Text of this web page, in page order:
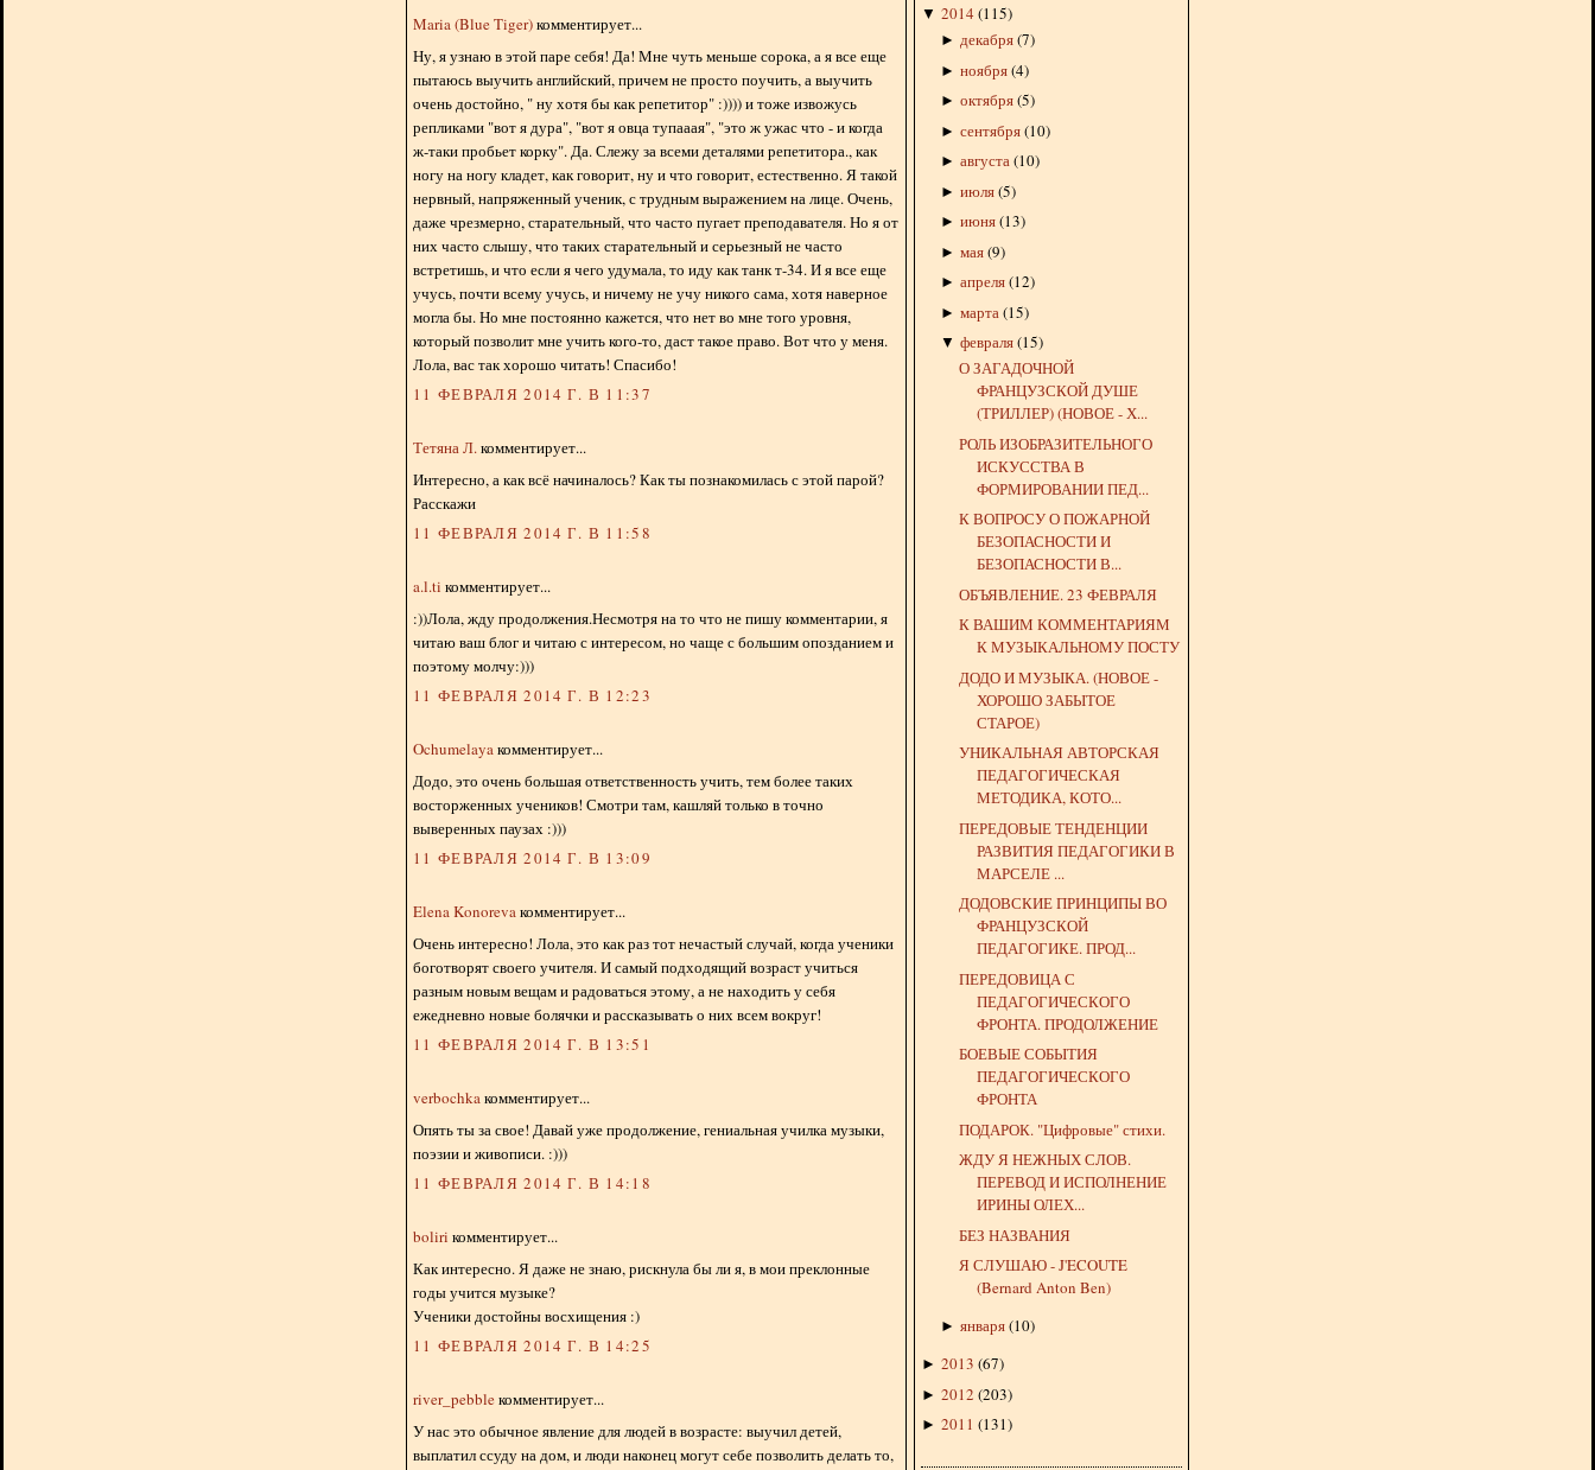
Maria (Blue Tiger)комментирует...
Ну, я узнаю в этой паре себя! Да! Мне чуть меньше сорока, а я все еще
пытаюсь выучить английский, причем не просто поучить, а выучить
очень достойно, " ну хотя бы как репетитор" :)))) и тоже извожусь
репликами "вот я дура", "вот я овца тупааая", "это ж ужас что - и когда
ж-таки пробьет корку". Да. Слежу за всеми деталями репетитора., как
ногу на ногу кладет, как говорит, ну и что говорит, естественно. Я такой
нервный, напряженный ученик, с трудным выражением на лице. Очень,
даже чрезмерно, старательный, что часто пугает преподавателя. Но я от
них часто слышу, что таких старательный и серьезный не часто
встретишь, и что если я чего удумала, то иду как танк т-34. И я все еще
учусь, почти всему учусь, и ничему не учу никого сама, хотя наверное
могла бы. Но мне постоянно кажется, что нет во мне того уровня,
который позволит мне учить кого-то, даст такое право. Вот что у меня.
Лола, вас так хорошо читать! Спасибо!
11 ФЕВРАЛЯ 2014 Г. В 11:37
Тетяна Л.комментирует...
Интересно, а как всё начиналось? Как ты познакомилась с этой парой?
Расскажи
11 ФЕВРАЛЯ 2014 Г. В 11:58
a.l.ti комментирует...
:))Лола, жду продолжения.Несмотря на то что не пишу комментарии, я
читаю ваш блог и читаю с интересом, но чаще с большим опозданием и
поэтому молчу:)))
11 ФЕВРАЛЯ 2014 Г. В 12:23
Ochumelayaкомментирует...
Додо, это очень большая ответственность учить, тем более таких
восторженных учеников! Смотри там, кашляй только в точно
выверенных паузах :)))
11 ФЕВРАЛЯ 2014 Г. В 13:09
Elena Konorevaкомментирует...
Очень интересно! Лола, это как раз тот нечастый случай, когда ученики
боготворят своего учителя. И самый подходящий возраст учиться
разным новым вещам и радоваться этому, а не находить у себя
ежедневно новые болячки и рассказывать о них всем вокруг!
11 ФЕВРАЛЯ 2014 Г. В 13:51
verbochkaкомментирует...
Опять ты за свое! Давай уже продолжение, гениальная училка музыки,
поэзии и живописи. :)))
11 ФЕВРАЛЯ 2014 Г. В 14:18
boliri комментирует...
Как интересно. Я даже не знаю, рискнула бы ли я, в мои преклонные
годы учится музыке?
Ученики достойны восхищения :)
11 ФЕВРАЛЯ 2014 Г. В 14:25
river_pebbleкомментирует...
У нас это обычное явление для людей в возрасте: выучил детей,
выплатил ссуду на дом, и люди наконец могут себе позволить делать то,
▼ 2014 (115)
► декабря(7)
► ноября(4)
► октября(5)
► сентября(10)
► августа(10)
► июля(5)
► июня(13)
► мая(9)
► апреля(12)
► марта (15)
▼ февраля(15)
О ЗАГАДОЧНОЙ
ФРАНЦУЗСКОЙ ДУШЕ
(ТРИЛЛЕР) (НОВОЕ - Х...
РОЛЬ ИЗОБРАЗИТЕЛЬНОГО
ИСКУССТВА В
ФОРМИРОВАНИИ ПЕД...
К ВОПРОСУ О ПОЖАРНОЙ
БЕЗОПАСНОСТИ И
БЕЗОПАСНОСТИ В...
ОБЪЯВЛЕНИЕ. 23 ФЕВРАЛЯ
К ВАШИМ КОММЕНТАРИЯМ
К МУЗЫКАЛЬНОМУ ПОСТУ
ДОДО И МУЗЫКА. (НОВОЕ -
ХОРОШО ЗАБЫТОЕ
СТАРОЕ)
УНИКАЛЬНАЯ АВТОРСКАЯ
ПЕДАГОГИЧЕСКАЯ
МЕТОДИКА, КОТО...
ПЕРЕДОВЫЕ ТЕНДЕНЦИИ
РАЗВИТИЯ ПЕДАГОГИКИ В
МАРСЕЛЕ ...
ДОДОВСКИЕ ПРИНЦИПЫ ВО
ФРАНЦУЗСКОЙ
ПЕДАГОГИКЕ. ПРОД...
ПЕРЕДОВИЦА С
ПЕДАГОГИЧЕСКОГО
ФРОНТА. ПРОДОЛЖЕНИЕ
БОЕВЫЕ СОБЫТИЯ
ПЕДАГОГИЧЕСКОГО
ФРОНТА
ПОДАРОК. "Цифровые" стихи.
ЖДУ Я НЕЖНЫХ СЛОВ.
ПЕРЕВОД И ИСПОЛНЕНИЕ
ИРИНЫ ОЛЕХ...
БЕЗ НАЗВАНИЯ
Я СЛУШАЮ - J'ECOUTE
(Bernard Anton Ben)
► января(10)
► 2013 (67)
► 2012 (203)
► 2011 (131)